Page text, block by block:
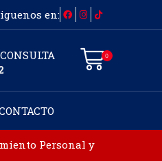
en:
0
Personal y